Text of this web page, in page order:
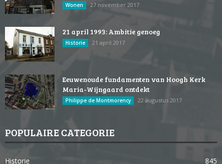
Wonen 27 november 2017
21 april 1993: Ambitie genoeg
Historie 21 april 2017
Eeuwenoude fundamenten van Hoogh Kerk
Maria-Wijngaard ontdekt
Philippe de Montmorency 22 augustus 2017
POPULAIRE CATEGORIE
Historie 845